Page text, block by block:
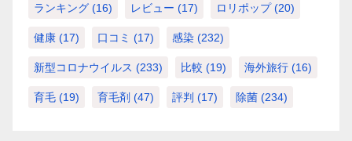
ランキング (16) レビュー (17) ロリポップ(20)
健康 (17) 口コミ (17) 感染 (232)
新型コロナウイルス (233) 比較 (19) 海外旅行 (16)
育毛 (19) 育毛剤 (47) 評判 (17) 除菌 (234)